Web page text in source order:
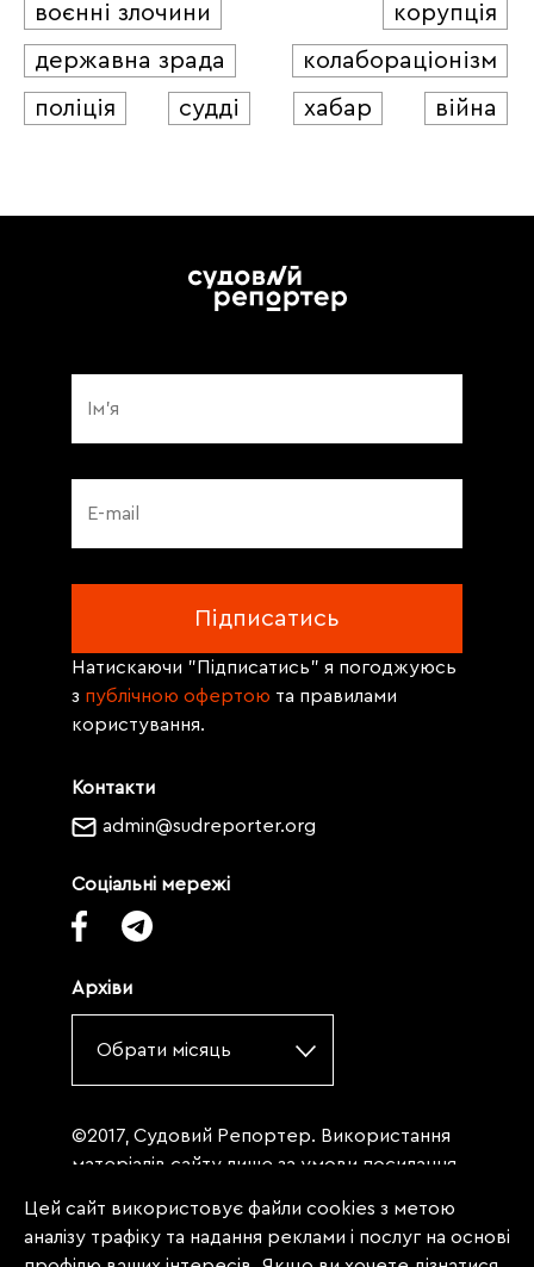
воєнні злочини
корупція
державна зрада
колабораціонізм
поліція
судді хабар війна
Контакти
admin@sudreporter.org
Соціальні мережі
Архіви
Обрати місяць
Натискаючи "Підписатись" я погоджуюсь
з публічною офертою та правилами
користування.
©2017, Судовий Репортер. Використання
матеріалів сайту лише за умови посилання
«Судовий репортер» не нижче третього
абзацу. Матеріали, щодо яких міститься
Цей сайт використовує файли cookies з метою
аналізу трафіку та надання реклами і послуг на основі